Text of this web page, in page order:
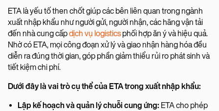
ETA là yếu tố then chốt giúp các bên liên quan trong ngành
xuất nhập khẩu như người gửi, người nhận, các hãng vận tải
đến nhà cung cấpdịch vụ logisticsphối hợp ăn ý và hiệu quả.
Nhờ có ETA, mọi công đoạn xử lý và giao nhận hàng hóa đều
diễn ra đúng thời gian, góp phần giảm thiểu rủi ro phát sinh và
tiết kiệm chi phí.
Dưới đây là vai trò cụ thể của ETA trong xuất nhập khẩu:
Lập kế hoạch và quản lý chuỗi cung ứng: ETA cho phép